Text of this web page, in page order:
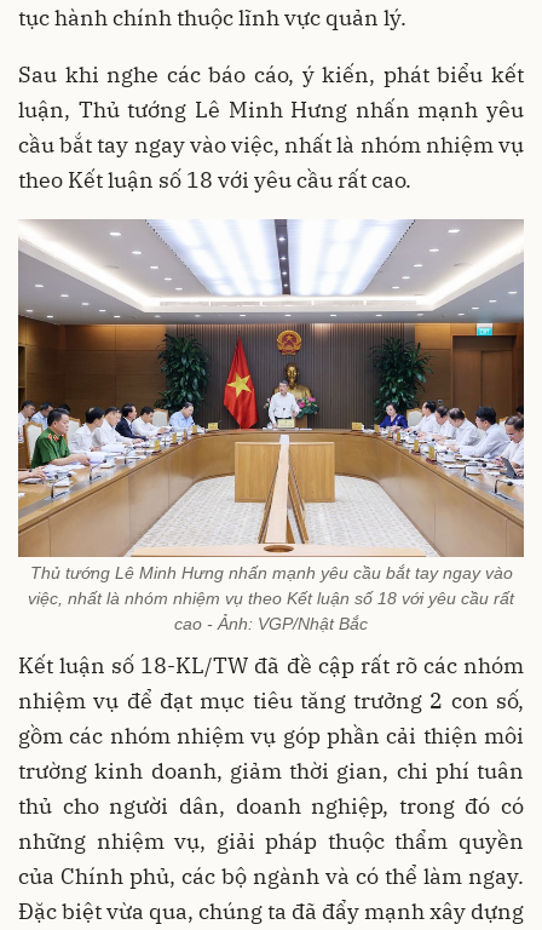
tục hành chính thuộc lĩnh vực quản lý.
Sau khi nghe các báo cáo, ý kiến, phát biểu kết
luận, Thủ tướng Lê Minh Hưng nhấn mạnh yêu
cầu bắt tay ngay vào việc, nhất là nhóm nhiệm vụ
theo Kết luận số 18 với yêu cầu rất cao.
Thủ tướng Lê Minh Hưng nhấn mạnh yêu cầu bắt tay ngay vào
việc, nhất là nhóm nhiệm vụ theo Kết luận số 18 với yêu cầu rất
cao - Ảnh: VGP/Nhật Bắc
Kết luận số 18-KL/TW đã đề cập rất rõ các nhóm
nhiệm vụ để đạt mục tiêu tăng trưởng 2 con số,
gồm các nhóm nhiệm vụ góp phần cải thiện môi
trường kinh doanh, giảm thời gian, chi phí tuân
thủ cho người dân, doanh nghiệp, trong đó có
những nhiệm vụ, giải pháp thuộc thẩm quyền
của Chính phủ, các bộ ngành và có thể làm ngay.
Đặc biệt vừa qua, chúng ta đã đẩy mạnh xây dựng